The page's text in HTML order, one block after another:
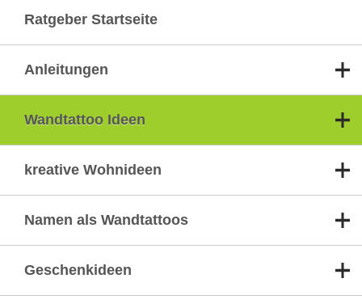
Ratgeber Startseite
Anleitungen
Wandtattoo Ideen
kreative Wohnideen
Namen als Wandtattoos
Geschenkideen